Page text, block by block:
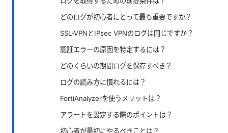
どのログが初心者にとって最も重要ですか？
SSL-VPNとIPsec VPNのログは同じですか？
認証エラーの原因を特定するには？
どのくらいの期間ログを保存すべき？
ログの読み方に慣れるには？
FortiAnalyzerを使うメリットは？
アラートを設定する際のポイントは？
初心者が最初にやるべきことは？